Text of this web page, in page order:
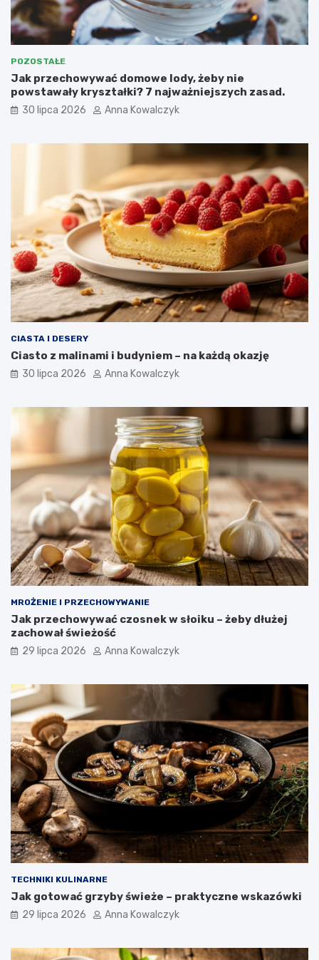
POZOSTAŁE
Jak przechowywać domowe lody, żeby nie
powstawały kryształki? 7 najważniejszych zasad.
30 lipca 2026 Anna Kowalczyk
CIASTA I DESERY
Ciasto z malinami i budyniem – na każdą okazję
30 lipca 2026 Anna Kowalczyk
MROŻENIE I PRZECHOWYWANIE
Jak przechowywać czosnek w słoiku – żeby dłużej
zachował świeżość
29 lipca 2026 Anna Kowalczyk
TECHNIKI KULINARNE
Jak gotować grzyby świeże – praktyczne wskazówki
29 lipca 2026 Anna Kowalczyk